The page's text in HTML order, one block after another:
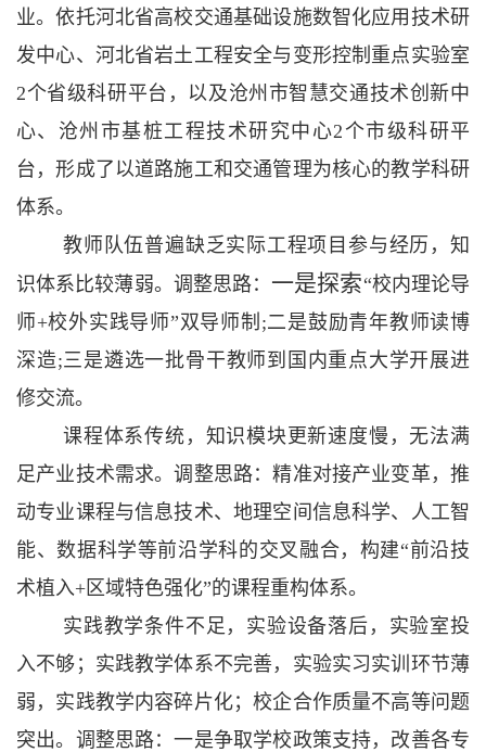
业。依托河北省高校交通基础设施数智化应用技术研
发中心、河北省岩土工程安全与变形控制重点实验室
2个省级科研平台，以及沧州市智慧交通技术创新中
心、沧州市基桩工程技术研究中心2个市级科研平
台，形成了以道路施工和交通管理为核心的教学科研
体系。
教师队伍普遍缺乏实际工程项目参与经历，知
识体系比较薄弱。调整思路： 一是探索“校内理论导
师+校外实践导师”双导师制;二是鼓励青年教师读博
深造;三是遴选一批骨干教师到国内重点大学开展进
修交流。
课程体系传统，知识模块更新速度慢，无法满
足产业技术需求。调整思路：精准对接产业变革，推
动专业课程与信息技术、地理空间信息科学、人工智
能、数据科学等前沿学科的交叉融合，构建“前沿技
术植入+区域特色强化”的课程重构体系。
实践教学条件不足，实验设备落后，实验室投
入不够；实践教学体系不完善，实验实习实训环节薄
弱，实践教学内容碎片化；校企合作质量不高等问题
突出。调整思路：一是争取学校政策支持，改善各专